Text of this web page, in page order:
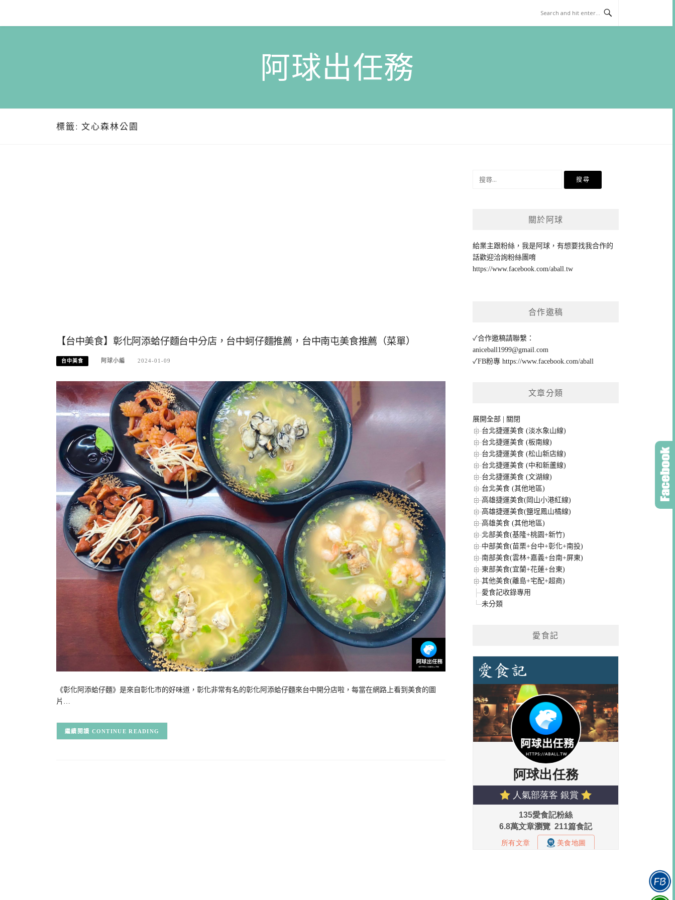
content
阿球出任務
標籤: 文心森林公園
【台中美食】彰化阿添蛤仔麵台中分店，台中蚵仔麵推薦，台中南屯美食推薦（菜單）
台中美食 阿球小編 2024-01-09
《彰化阿添蛤仔麵》是來自彰化市的好味道，彰化非常有名的彰化阿添蛤仔麵來台中開分店啦，每當在網路上看到美食的圖
片…
CONTINUE READING
關於阿球
給業主跟粉絲，我是阿球，有想要找我合作的
話歡迎洽詢粉絲團唷
https://www.facebook.com/aball.tw
合作邀稿
✓合作邀稿請聯繫：
aniceball1999@gmail.com
✓FB粉專https://www.facebook.com/aball
文章分類
展開全部
關閉
台北捷運美食 (淡水象山線)
台北捷運美食 (板南線)
台北捷運美食 (松山新店線)
台北捷運美食 (中和新蘆線)
台北捷運美食 (文湖線)
台北美食 (其他地區)
高雄捷運美食(岡山小港紅線)
高雄捷運美食(鹽埕鳳山橘線)
高雄美食 (其他地區)
北部美食(基隆+桃園+新竹)
中部美食(苗栗+台中+彰化+南投)
南部美食(雲林+嘉義+台南+屏東)
東部美食(宜蘭+花蓮+台東)
其他美食(離島+宅配+超商)
愛食記收錄專用
未分類
愛食記